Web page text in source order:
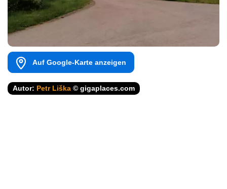
Auf Google-Karte anzeigen
Autor: Petr Liška © gigaplaces.com